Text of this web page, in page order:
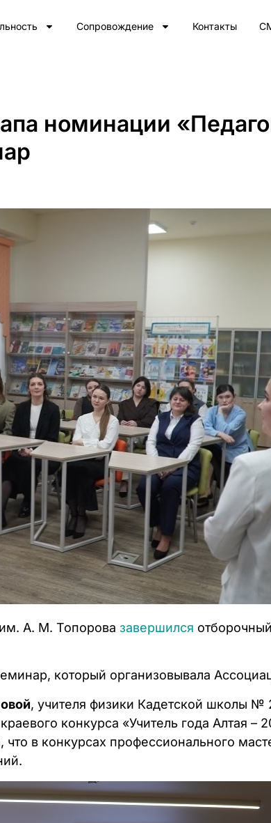
Сопровождение Контакты
номинации
им. А. М. Топорова завершился
который организовывала
, учителя физики Кадетской школы №
конкурса «Учитель года Алтая –
в конкурсах профессионального